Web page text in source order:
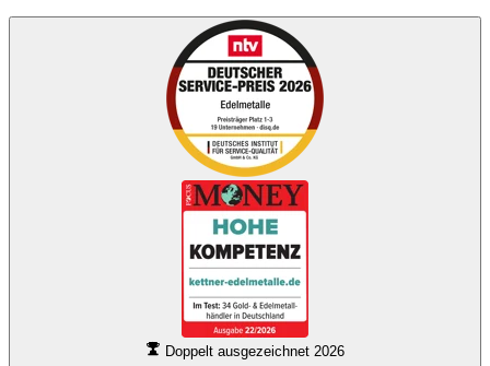
Doppelt ausgezeichnet 2026